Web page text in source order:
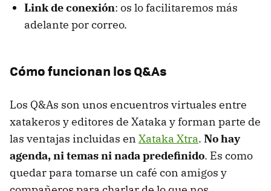
Link de conexión: os lo facilitaremos más
adelante por correo.
Cómo funcionan los Q&As
Los Q&As son unos encuentros virtuales entre
xatakeros y editores de Xataka y forman parte de
las ventajas incluidas en Xataka Xtra. No hay
agenda, ni temas ni nada predefinido. Es como
quedar para tomarse un café con amigos y